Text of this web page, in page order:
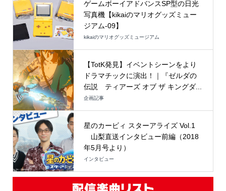
ゲームボーイアドバンスSP型の日光
写真機【kikaiのマリオグッズミュー
ジアム-09】
kikaiのマリオグッズミュージアム
【TotK発見】イベントシーンをより
ドラマチックに演出！｜『ゼルダの
伝説 ティアーズ オブ ザ キングダ...
企画記事
星のカービィ スターアライズ Vol.1
山梨直送インタビュー前編（2018
年5月号より）
インタビュー